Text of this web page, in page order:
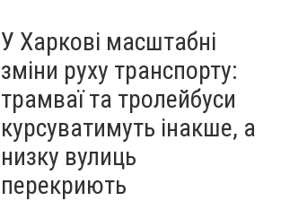
У Харкові масштабні
зміни руху транспорту:
трамваї та тролейбуси
курсуватимуть інакше, а
низку вулиць
перекриють